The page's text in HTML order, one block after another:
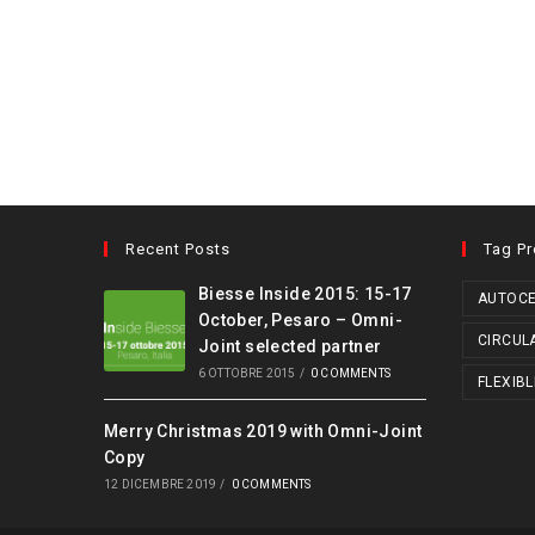
Recent Posts
Biesse Inside 2015: 15-17
October, Pesaro – Omni-
Joint selected partner
6 OTTOBRE 2015 / 0 COMMENTS
Merry Christmas 2019 with Omni-Joint
Copy
12 DICEMBRE 2019 / 0 COMMENTS
Tag